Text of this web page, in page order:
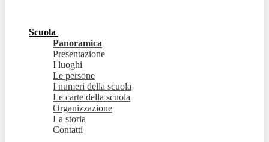
Scuola
Panoramica
Presentazione
I luoghi
Le persone
I numeri della scuola
Le carte della scuola
Organizzazione
La storia
Contatti